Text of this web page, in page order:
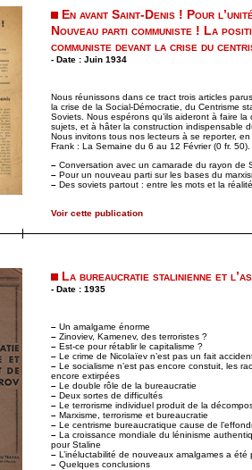
En avant Saint-Denis ! Pour
Nouveau parti communiste ! La
communiste devant la crise du
- Date : Juin 1934
Nous réunissons dans ce tract trois articles
la crise de la Social-Démocratie, du Centrisme
Soviets. Nous espérons qu’ils aideront à faire la
sujets, et à hâter la construction indispensable
Nous invitons tous nos lecteurs à se reporter,
Frank : La Semaine du 6 au 12 Février (0 fr. 50).
– Conversation avec un camarade du rayon de
– Pour un nouveau parti sur les bases du
– Des soviets partout : entre les mots et la réalité
Voir cette publication
La bureaucratie stalinienne et
- Date : 1935
– Un amalgame énorme
– Zinoviev, Kamenev, des terroristes ?
– Est-ce pour rétablir le capitalisme ?
– Le crime de Nicolaïev n’est pas un fait
– Le socialisme n’est pas encore constuit, les
encore extirpées
– Le double rôle de la bureaucratie
– Deux sortes de difficultés
– Le terrorisme individuel produit de la
– Marxisme, terrorisme et bureaucratie
– Le centrisme bureaucratique cause de
– La croissance mondiale du léninisme
pour Staline
– L’inéluctabilité de nouveaux amalgames a été
– Quelques conclusions